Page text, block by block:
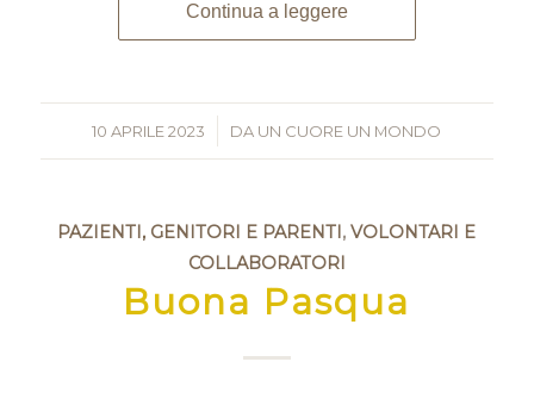
Continua a leggere
10 APRILE 2023
/ DA UN CUORE UN MONDO
PAZIENTI, GENITORI E PARENTI,VOLONTARI E
COLLABORATORI
Buona Pasqua